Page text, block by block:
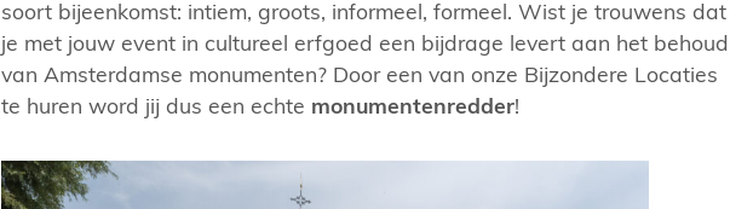
soort bijeenkomst: intiem, groots, informeel, formeel. Wist je trouwens dat
je met jouw event in cultureel erfgoed een bijdrage levert aan het behoud
van Amsterdamse monumenten? Door een van onze Bijzondere Locaties
te huren word jij dus een echte monumentenredder!